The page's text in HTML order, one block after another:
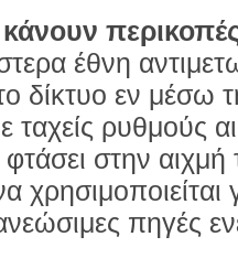
κάνουν
έθνη
δίκτυο εν μέσω
ταχείς ρυθμούς
στην
πηγές